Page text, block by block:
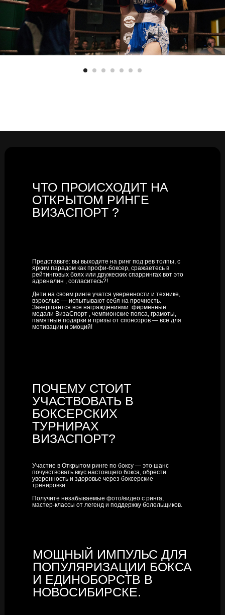
Представьте: вы выходите на ринг под рев толпы, с
ярким парадом как профи-боксер, сражаетесь в
рейтинговых боях или дружеских спаррингах вот это
адреналин , согласитесь?!
Дети на своем ринге учатся уверенности и технике,
взрослые — испытывают себя на прочность.
Завершается все награждениями: фирменные
медали ВизаСпорт , чемпионские пояса, грамоты,
памятные подарки и призы от спонсоров — все для
мотивации и эмоций!
ЧТО ПРОИСХОДИТ НА
ОТКРЫТОМ РИНГЕ
ВИЗАСПОРТ ?
Участие в Открытом ринге по боксу — это шанс
почувствовать вкус настоящего бокса, обрести
уверенность и здоровье через боксерские
тренировки.
Получите незабываемые фото/видео с ринга,
мастер-классы от легенд и поддержку болельщиков.
ПОЧЕМУ СТОИТ
УЧАСТВОВАТЬ В
БОКСЕРСКИХ
ТУРНИРАХ
ВИЗАСПОРТ?
МОЩНЫЙ ИМПУЛЬС ДЛЯ
ПОПУЛЯРИЗАЦИИ БОКСА
И ЕДИНОБОРСТВ В
НОВОСИБИРСКЕ.